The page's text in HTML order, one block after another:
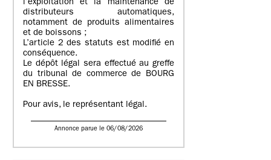
l’exploitation et la maintenance de
distributeurs automatiques,
notamment de produits alimentaires
et de boissons ;
L’article 2 des statuts est modifié en
conséquence.
Le dépôt légal sera effectué au greffe
du tribunal de commerce de BOURG
EN BRESSE.
Pour avis, le représentant légal.
Annonce parue le 06/08/2026